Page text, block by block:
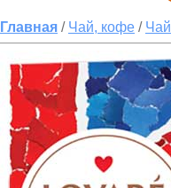
Главная / Чай, кофе / Чай